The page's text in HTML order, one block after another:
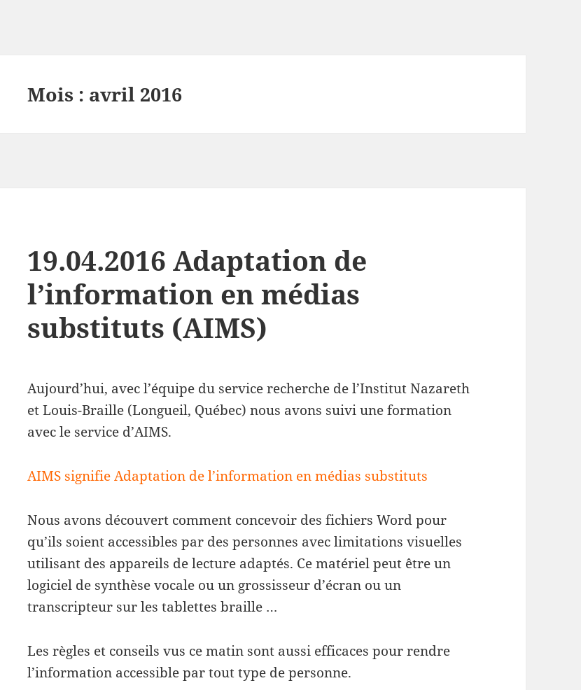
Mois : avril 2016
19.04.2016 Adaptation de
l’information en médias
substituts (AIMS)
Aujourd’hui, avec l’équipe du service recherche de l’Institut Nazareth
et Louis-Braille (Longueil, Québec) nous avons suivi une formation
avec le service d’AIMS.
AIMS signifie Adaptation de l’information en médias substituts
Nous avons découvert comment concevoir des fichiers Word pour
qu’ils soient accessibles par des personnes avec limitations visuelles
utilisant des appareils de lecture adaptés. Ce matériel peut être un
logiciel de synthèse vocale ou un grossisseur d’écran ou un
transcripteur sur les tablettes braille …
Les règles et conseils vus ce matin sont aussi efficaces pour rendre
l’information accessible par tout type de personne.